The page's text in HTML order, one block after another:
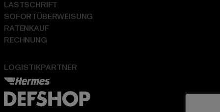
LOGISTIKPARTNER
LASTSCHRIFT
SOFORTÜBERWEISUNG
RATENKAUF
RECHNUNG